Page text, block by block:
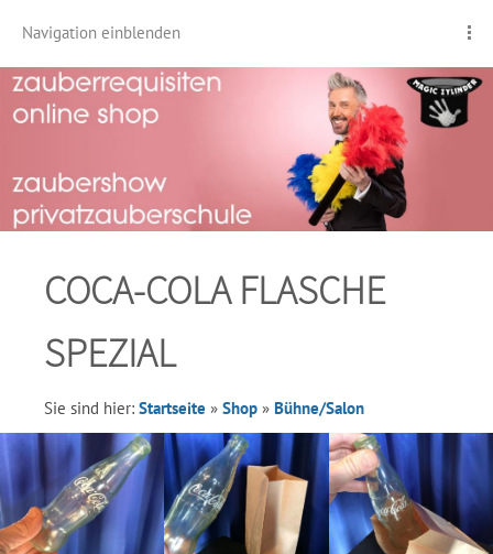
Navigation einblenden
COCA-COLA FLASCHE
SPEZIAL
Sie sind hier: Startseite » Shop » Bühne/Salon